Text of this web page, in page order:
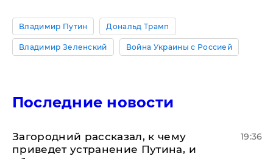
Владимир Путин Дональд Трамп
Владимир Зеленский Война Украины с Россией
Последние новости
Загородний рассказал, к чему
приведет устранение Путина, и
19:36